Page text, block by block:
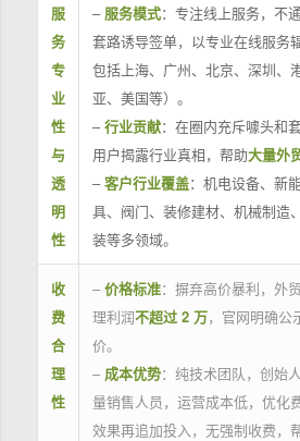
服
务
专
业
性
与
透
明
性
– 服务模式：专注线上服务，不
套路诱导签单，以专业在线服务
包括上海、广州、北京、深圳、
亚、美国等）。
–行业贡献：在圈内充斥噱头和
用户揭露行业真相，帮助大量外
–客户行业覆盖：机电设备、新
具、阀门、装修建材、机械制造
装等多领域。
收
费
合
理
性
– 价格标准：摒弃高价暴利，外
理利润不超过 2 万，官网明确公
价。
– 成本优势：纯技术团队，创始
量销售人员，运营成本低，优化
效果再追加投入，无强制收费，